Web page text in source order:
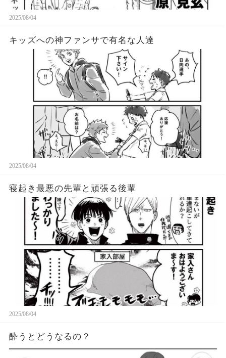
2025/08/04
キッズへの神ファンサで有名な人達
2025/08/04
寝起き最悪の先輩と頑張る後輩
2025/08/04
酔うとどうなるの？